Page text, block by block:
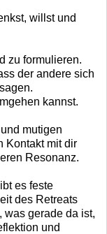
willst und
zu formulieren.
der andere sich
kannst.
mutigen
Kontakt mit dir
Resonanz.
es feste
des Retreats
was gerade da ist,
und